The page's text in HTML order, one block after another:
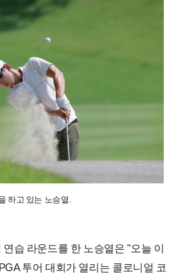
하고 있는 노승열.
습 라운드를 한 노승열은 "오늘 이
투어 대회가 열리는 콜로니얼 코